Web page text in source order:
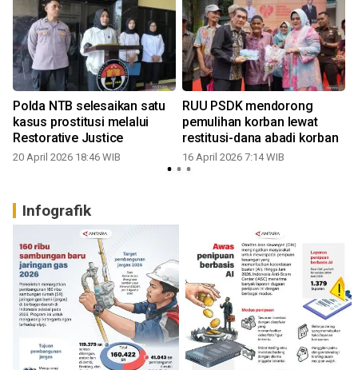
Polda NTB selesaikan satu
kasus prostitusi melalui
Restorative Justice
20 April 2026 18:46 WIB
RUU PSDK mendorong
pemulihan korban lewat
restitusi-dana abadi korban
16 April 2026 7:14 WIB
Infografik